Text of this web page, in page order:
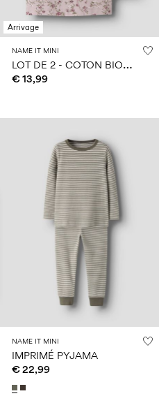
Arrivage
NAME IT MINI
L
OT DE 2 - COTON BIOLOGIQUE DÉBARDEUR
€ 13,99
NAME IT MINI
IMPRIMÉ PYJAMA
€ 22,99